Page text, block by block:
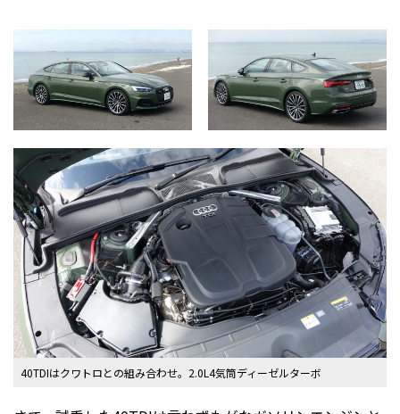
40TDIはクワトロとの組み合わせ。2.0L4気筒ディーゼルターボ